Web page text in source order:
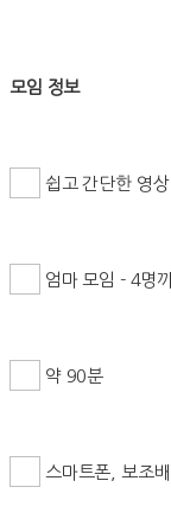
모임 정보
쉽고 간단한 영
엄마 모임 - 4명
약 90분
스마트폰, 보조